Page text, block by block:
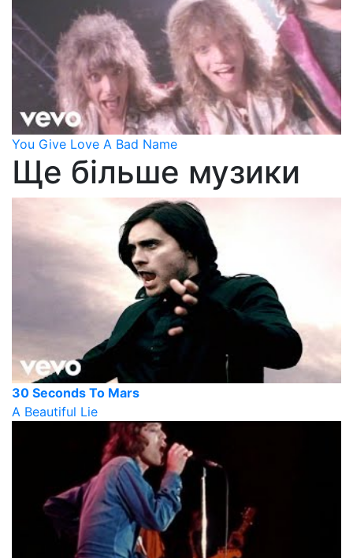
You Give Love A Bad Name
Ще більше музики
30 Seconds To Mars
A Beautiful Lie